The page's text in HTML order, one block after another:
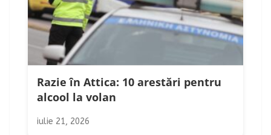
Razie în Attica: 10 arestări pentru
alcool la volan
iulie 21, 2026